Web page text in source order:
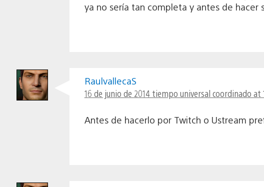
ya no sería tan completa y antes de hacer
RaulvallecaS
16 de junio de 2014 tiempo universal coordinado at
Antes de hacerlo por Twitch o Ustream